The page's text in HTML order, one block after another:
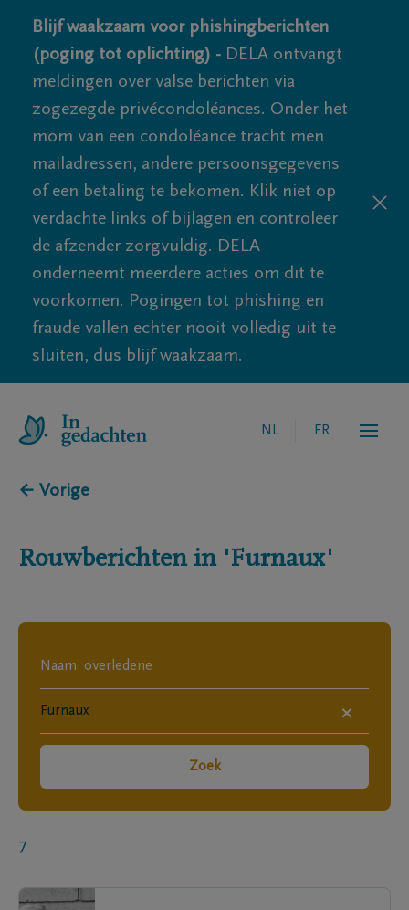
Blijf waakzaam voor phishingberichten
(poging tot oplichting) - DELA ontvangt
meldingen over valse berichten via
zogezegde privécondoléances. Onder het
mom van een condoléance tracht men
mailadressen, andere persoonsgegevens
of een betaling te bekomen. Klik niet op
verdachte links of bijlagen en controleer
de afzender zorgvuldig. DELA
onderneemt meerdere acties om dit te
voorkomen. Pogingen tot phishing en
fraude vallen echter nooit volledig uit te
sluiten, dus blijf waakzaam.
NL FR
← Vorige
Rouwberichten in 'Furnaux'
×
Zoek
7